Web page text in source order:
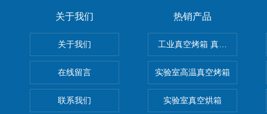
关于我们
关于我们
在线留言
联系我们
热销产品
工业真空烤箱 真空烘箱
实验室高温真空烤箱
实验室真空烘箱